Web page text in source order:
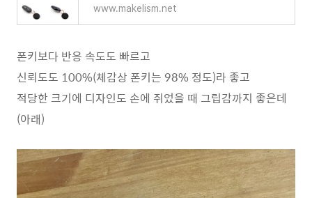
www.makelism.net
폰키보다 반응 속도도 빠르고
신뢰도도 100%(체감상 폰키는 98% 정도)라 좋고
적당한 크기에 디자인도 손에 쥐었을 때 그립감까지 좋은데
(아래)